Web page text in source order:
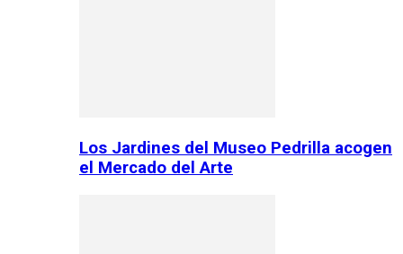
Los Jardines del Museo Pedrilla acogen
el Mercado del Arte